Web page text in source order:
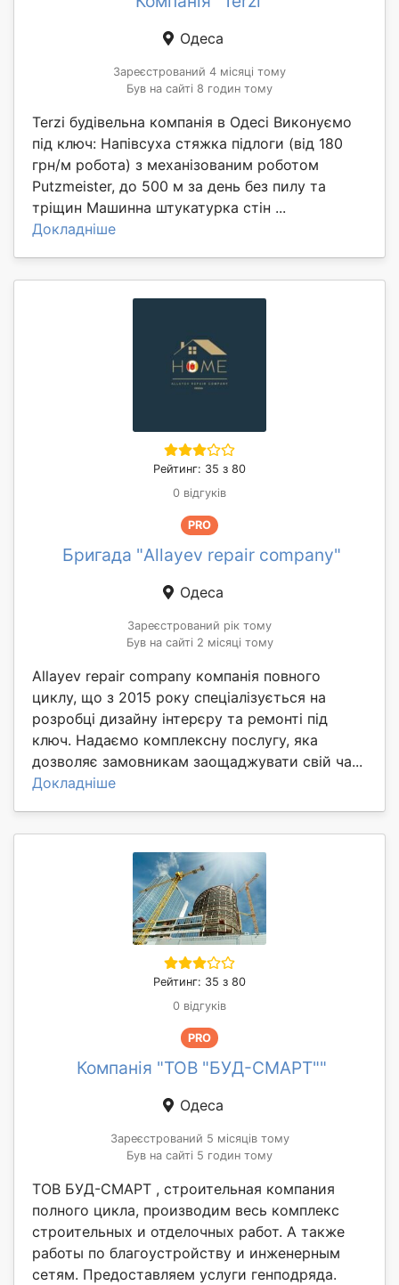
Одеса
Зареєстрований 4 місяці тому
Був на сайті 8 годин тому
Terzi будівельна компанія в Одесі Виконуємо
під ключ: Напівсуха стяжка підлоги (від 180
грн/м робота) з механізованим роботом
Putzmeister, до 500 м за день без пилу та
тріщин Машинна штукатурка стін ...
Докладніше
Рейтинг: 35 з 80
0 відгуків
PRO
Бригада "Allayev repair company"
Одеса
Зареєстрований рік тому
Був на сайті 2 місяці тому
Allayev repair company компанія повного
циклу, що з 2015 року спеціалізується на
розробці дизайну інтерєру та ремонті під
ключ. Надаємо комплексну послугу, яка
дозволяє замовникам заощаджувати свій ча...
Докладніше
Рейтинг: 35 з 80
0 відгуків
PRO
Компанія "ТОВ "БУД-СМАРТ""
Одеса
Зареєстрований 5 місяців тому
Був на сайті 5 годин тому
ТОВ БУД-СМАРТ , строительная компания
полного цикла, производим весь комплекс
строительных и отделочных работ. А также
работы по благоустройству и инженерным
сетям. Предоставляем услуги генподряда.